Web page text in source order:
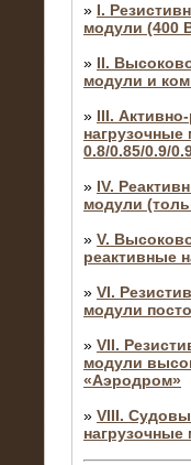
» I.
модули (400
» II.
модули и
» III.
0.8/0.85/0.9/
» IV.
модули
» V.
реактивные
» VI.
модули
» VII.
модули
«Аэродром»
» VIII.
нагрузочные